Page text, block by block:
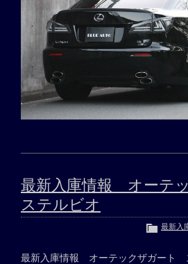
最新入庫情報 オーテ
ステルビオ
最新入
最新入庫情報 オーテックザガート